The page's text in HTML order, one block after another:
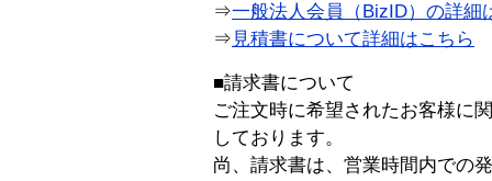
⇒一般法人会員（BizID）の詳細
⇒ 見積書について詳細はこちら
■請求書について
ご注文時に希望されたお客様に
しております。
尚、請求書は、営業時間内での